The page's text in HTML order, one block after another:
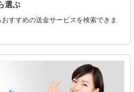
選ぶ
すすめの送金サービスを検索できま